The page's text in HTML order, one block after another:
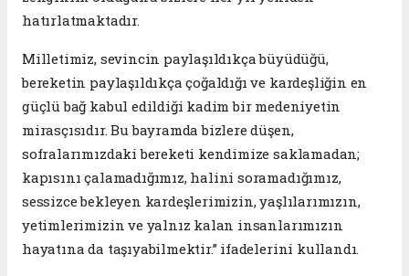
hatırlatmaktadır.
Milletimiz, sevincin paylaşıldıkça büyüdüğü,
bereketin paylaşıldıkça çoğaldığı ve kardeşliğin en
güçlü bağ kabul edildiği kadim bir medeniyetin
mirasçısıdır. Bu bayramda bizlere düşen,
sofralarımızdaki bereketi kendimize saklamadan;
kapısını çalamadığımız, halini soramadığımız,
sessizce bekleyen kardeşlerimizin, yaşlılarımızın,
yetimlerimizin ve yalnız kalan insanlarımızın
hayatına da taşıyabilmektir.” ifadelerini kullandı.